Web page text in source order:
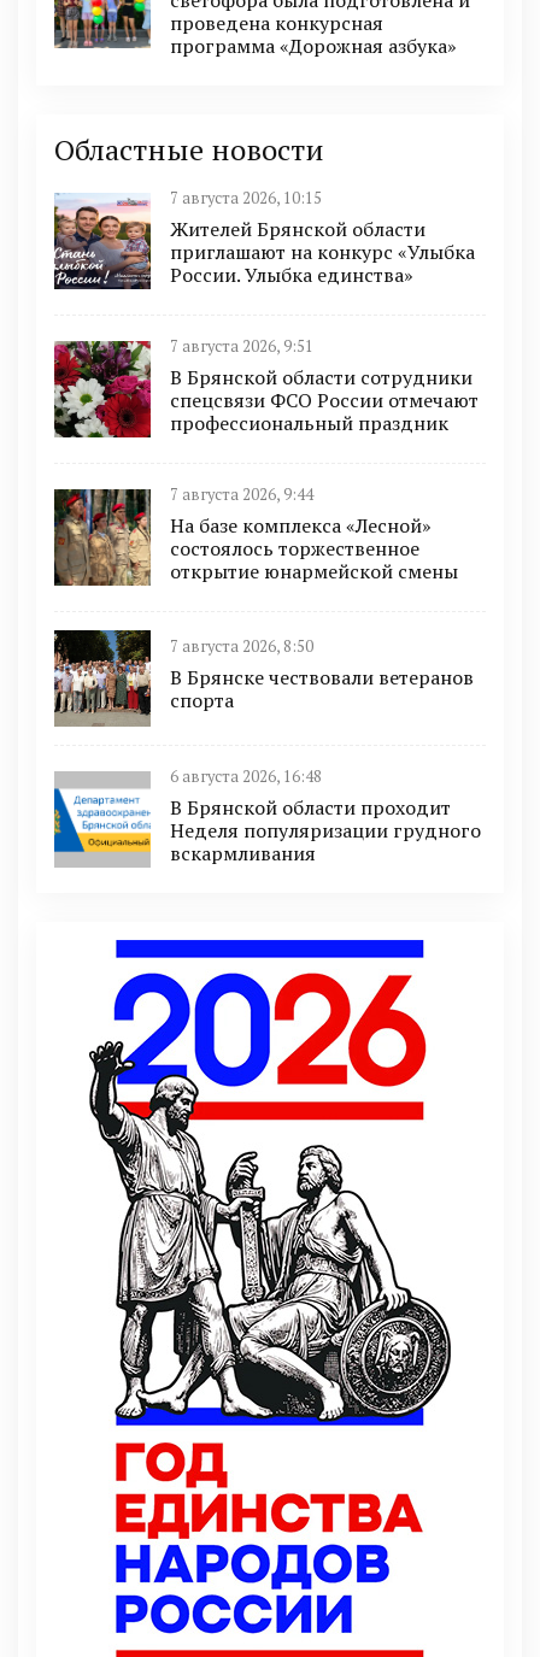
проведена конкурсная
программа «Дорожная азбука»
Областные новости
7 августа 2026, 10:15
Жителей Брянской области
приглашают на конкурс «Улыбка
России. Улыбка единства»
7 августа 2026, 9:51
В Брянской области сотрудники
спецсвязи ФСО России отмечают
профессиональный праздник
7 августа 2026, 9:44
На базе комплекса «Лесной»
состоялось торжественное
открытие юнармейской смены
7 августа 2026, 8:50
В Брянске чествовали ветеранов
спорта
6 августа 2026, 16:48
В Брянской области проходит
Неделя популяризации грудного
вскармливания